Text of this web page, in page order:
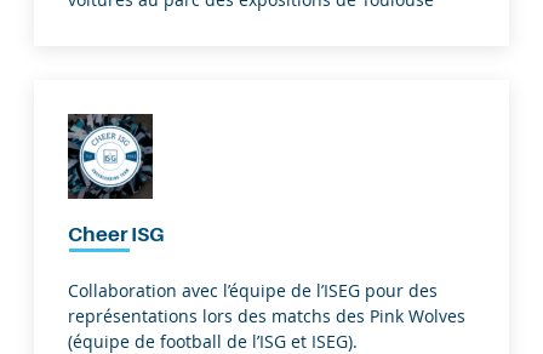
Cheer ISG
Collaboration avec l’équipe de l’ISEG pour des
représentations lors des matchs des Pink Wolves
(équipe de football de l’ISG et ISEG).